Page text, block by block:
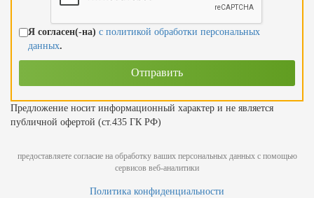
Я согласен(-на) с политикой обработки персональных
данных.
Предложение носит информационный характер и не является
публичной офертой (ст.435 ГК РФ)
предоставляете согласие на обработку ваших персональных данных с помощью
сервисов веб-аналитики
Политика конфиденциальности